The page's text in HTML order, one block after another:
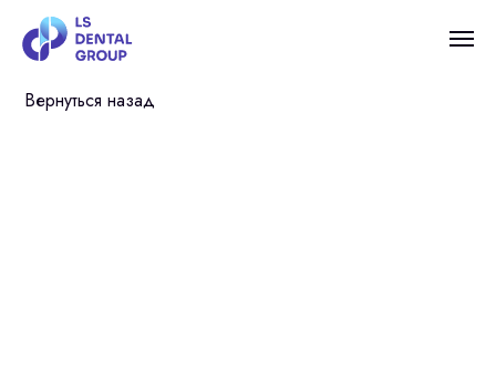
Вернуться назад